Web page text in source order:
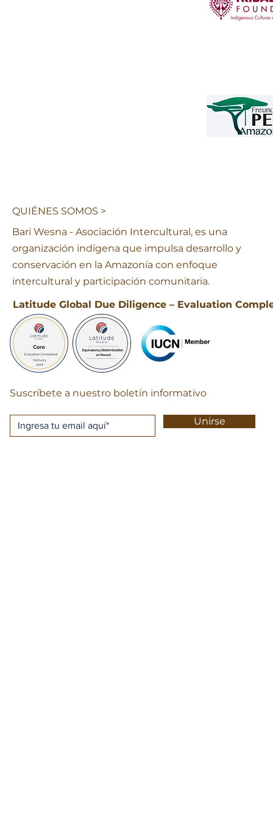
QUIÉNES SOMOS >
Bari Wesna - Asociación Intercultural, es una
organización indígena que impulsa desarrollo y
conservación en la Amazonía con enfoque
intercultural y participación comunitaria.
Latitude Global Due Diligence – Evaluation
Suscríbete a nuestro boletín informativo
Unirse